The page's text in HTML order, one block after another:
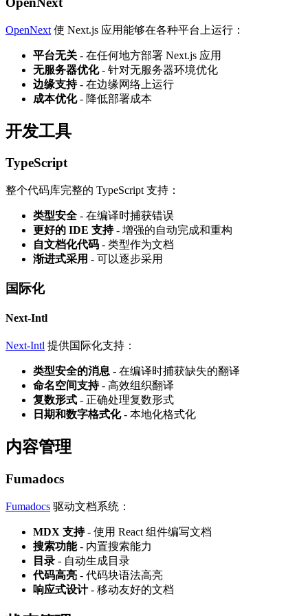
OpenNext 使 Next.js 应用能够在各种平台上运行：
平台无关 - 在任何地方部署 Next.js 应用
无服务器优化- 针对无服务器环境优化
边缘支持- 在边缘网络上运行
成本优化- 降低部署成本
开发工具
TypeScript
整个代码库完整的 TypeScript 支持：
类型安全 - 在编译时捕获错误
更好的 IDE 支持- 增强的自动完成和重构
自文档化代码 - 类型作为文档
渐进式采用 - 可以逐步采用
国际化
Next-Intl
Next-Intl 提供国际化支持：
类型安全的消息 - 在编译时捕获缺失的翻译
命名空间支持- 高效组织翻译
复数形式 - 正确处理复数形式
日期和数字格式化- 本地化格式化
内容管理
Fumadocs
Fumadocs 驱动文档系统：
MDX 支持- 使用 React 组件编写文档
搜索功能- 内置搜索能力
目录 - 自动生成目录
代码高亮 - 代码块语法高亮
响应式设计- 移动友好的文档